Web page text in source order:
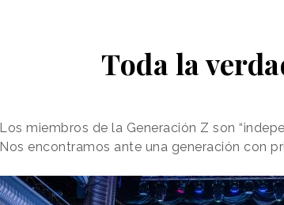
Toda la
Los miembros de la Generación Z son
Nos encontramos ante una generación con